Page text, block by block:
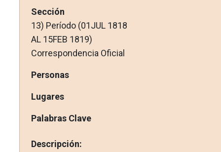
Sección
13) Período (01JUL 1818
AL 15FEB 1819)
Correspondencia Oficial
Personas
Lugares
Palabras Clave
Descripción: